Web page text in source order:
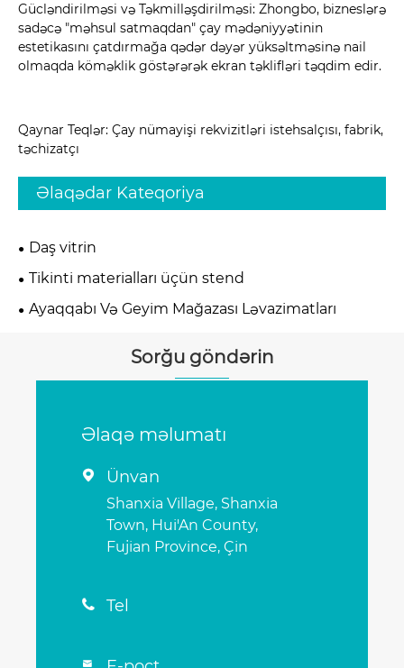
Gücləndirilməsi və Təkmilləşdirilməsi: Zhongbo, bizneslərə
sadəcə "məhsul satmaqdan" çay mədəniyyətinin
estetikasını çatdırmağa qədər dəyər yüksəltməsinə nail
olmaqda köməklik göstərərək ekran təklifləri təqdim edir.
Qaynar Teqlər: Çay nümayişi rekvizitləri istehsalçısı, fabrik,
təchizatçı
Əlaqədar Kateqoriya
Daş vitrin
Tikinti materialları üçün stend
Ayaqqabı Və Geyim Mağazası Ləvazimatları
Sorğu göndərin
Əlaqə məlumatı
 Ünvan
Shanxia Village, Shanxia
Town, Hui'An County,
Fujian Province, Çin
 Tel
